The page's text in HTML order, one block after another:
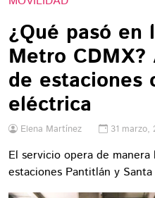
¿Qué pasó en
Metro
de estaciones
eléctrica
Elena Martínez 31 marzo,
El servicio opera de
estaciones Pantitlán y